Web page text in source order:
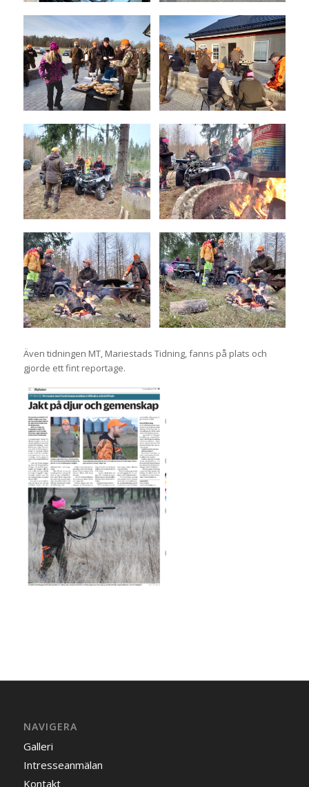
Även tidningen MT, Mariestads Tidning, fanns på plats och
gjorde ett fint reportage.
NAVIGERA
Galleri
Intresseanmälan
Kontakt